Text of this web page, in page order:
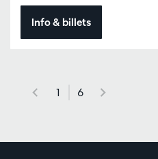
Info & billets
1 6